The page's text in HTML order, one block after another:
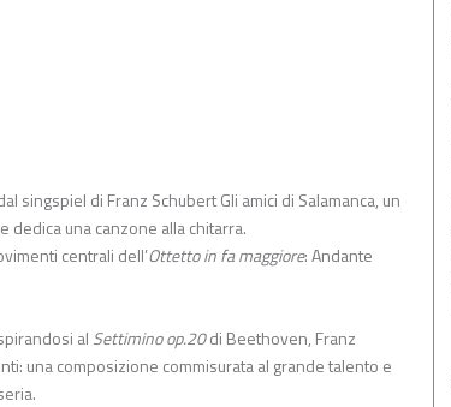
singspiel di Franz Schubert Gli amici di Salamanca, un
dedica una canzone alla chitarra.
centrali dell’Ottetto in fa maggiore: Andante
al Settimino op.20di Beethoven, Franz
una composizione commisurata al grande talento e